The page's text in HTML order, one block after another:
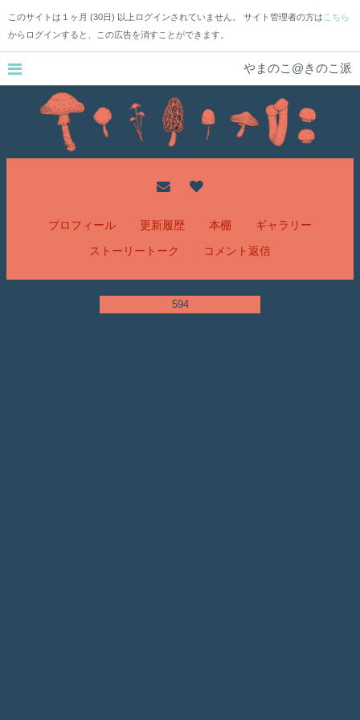
このサイトは１ヶ月 (30日) 以上ログインされていません。 サイト管理者の方は こちら
からログインすると、この広告を消すことができます。
やまのこ@きのこ派
プロフィール 更新履歴 本棚
ギャラリー
ストーリートーク
コメント返信
594